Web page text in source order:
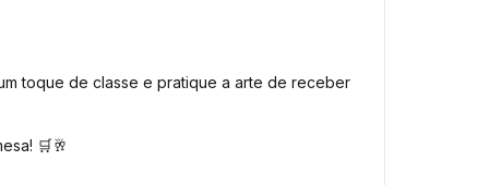
toque de classe e pratique a arte de receber
🛒🥂